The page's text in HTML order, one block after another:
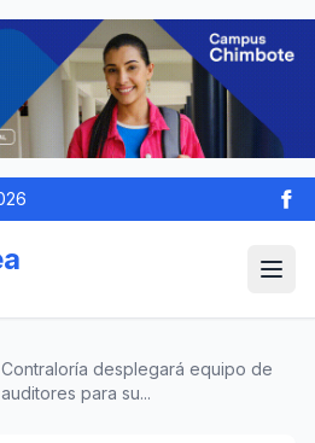
Contraloría desplegará equipo de
auditores para su...